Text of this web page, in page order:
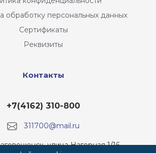
обработку персональных данных
Сертификаты
Реквизиты
Контакты
311700@mail.ru
+7(4162) 310-800
улица Нагорная 1/16